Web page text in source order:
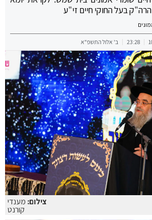
בעל החוקי חיים זי"ע
23:28 ב' אלול התשפ"א
צילום: מענדי
קורנט